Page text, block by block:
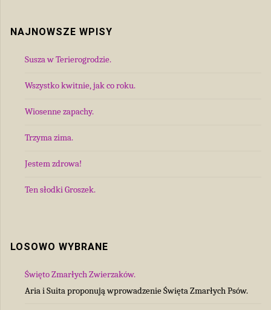
NAJNOWSZE WPISY
Susza w Terierogrodzie.
Wszystko kwitnie, jak co roku.
Wiosenne zapachy.
Trzyma zima.
Jestem zdrowa!
Ten słodki Groszek.
LOSOWO WYBRANE
Święto Zmarłych Zwierzaków.
Aria i Suita proponują wprowadzenie Święta Zmarłych Psów.